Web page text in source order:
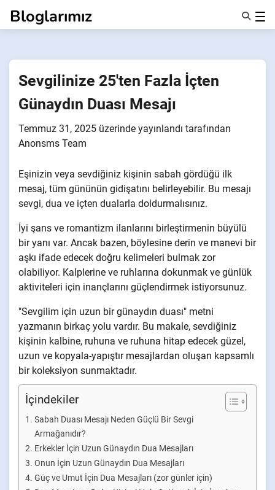
geçBloglarımız
Hakkımızda
Sevgilinize 25'ten Fazla İçten
Günaydın Duası Mesajı
Temmuz 31, 2025 üzerinde yayınlandı tarafından
Anonsms Team
Eşinizin veya sevdiğiniz kişinin sabah gördüğü ilk
mesaj, tüm gününün gidişatını belirleyebilir. Bu mesajı
sevgi, dua ve içten dualarla doldurmalısınız.
İyi şans ve romantizm ilanlarını birleştirmenin büyülü
bir yanı var. Ancak bazen, böylesine derin ve manevi bir
aşkı ifade edecek doğru kelimeleri bulmak zor
olabiliyor. Kalplerine ve ruhlarına dokunmak ve günlük
aktiviteleri için inançlarını güçlendirmek istiyorsunuz.
"Sevgilim için uzun bir günaydın duası" metni
yazmanın birkaç yolu vardır. Bu makale, sevdiğiniz
kişinin kalbine, ruhuna ve ruhuna hitap edecek güzel,
uzun ve kopyala-yapıştır mesajlardan oluşan kapsamlı
bir koleksiyon sunmaktadır.
İçindekiler
Sabah Duası Mesajı Neden Güçlü Bir Sevgi
Armağanıdır?
Erkekler İçin Uzun Günaydın Dua Mesajları
Onun İçin Uzun Günaydın Dua Mesajları
Güç ve Umut İçin Dua Mesajları (zor günler için)